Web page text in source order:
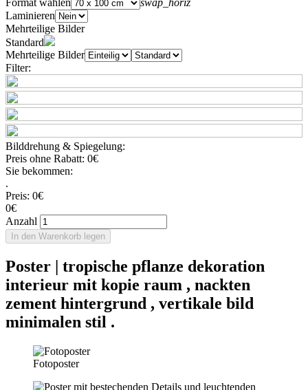
Format wählen
swap_horiz
Laminieren
Mehrteilige Bilder
Standard
Mehrteilige Bilder
Filter:
Bilddrehung & Spiegelung:
Preis ohne Rabatt: 0€
Sie bekommen:
.
Preis: 0€
0€
Anzahl
In den Warenkorb legen
Poster | tropische pflanze dekoration
interieur mit kopie raum , nackten
zement hintergrund , vertikale bild
minimalen stil .
Fotoposter